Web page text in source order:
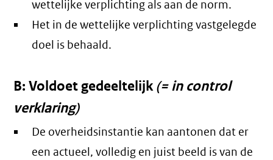
wettelijke verplichting als aan de norm.
Het in de wettelijke verplichting vastgelegde
doel is behaald.
B: Voldoet gedeeltelijk(= in control
verklaring)
De overheidsinstantie kan aantonen dat er
een actueel, volledig en juist beeld is van de